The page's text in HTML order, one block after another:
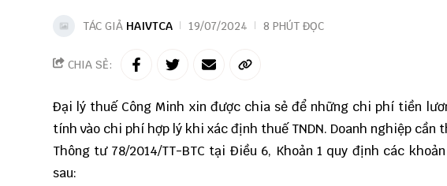
TÁC GIẢ HAIVTCA 19/07/2024 8 PHÚT ĐỌC
CHIA SẺ:
Đại lý thuế Công Minh xin được chia sẻ để những chi phí tiền
tính vào chi phí hợp lý khi xác định thuế TNDN. Doanh nghiệp cần
Thông tư 78/2014/TT-BTC tại Điều 6, Khoản 1 quy định các
sau: